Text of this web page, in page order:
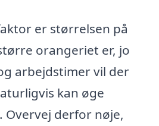
er størrelsen på
orangeriet er, jo
arbejdstimer vil der
kan øge
derfor nøje,